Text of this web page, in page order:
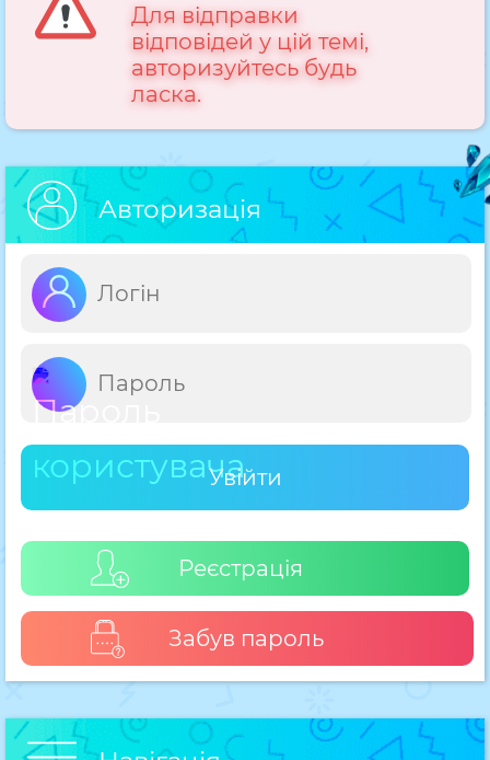
Для відправки
відповідей у цій темі,
авторизуйтесь будь
ласка.
Авторизація
Увійти
Реєстрація
Забув пароль